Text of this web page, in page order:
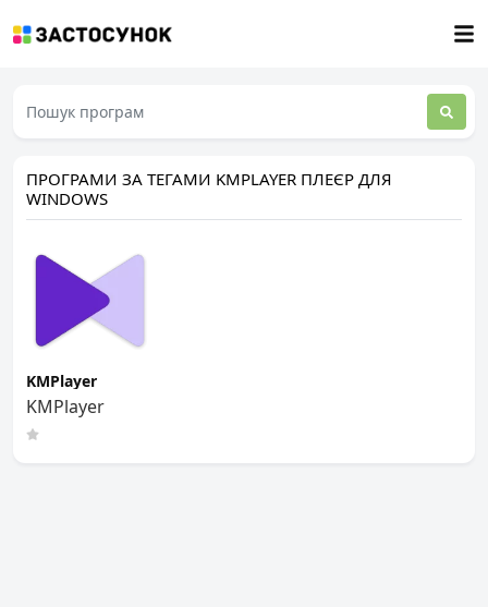
ПРОГРАМИ ЗА ТЕГАМИ KMPLAYER ПЛЕЄР ДЛЯ
WINDOWS
KMPlayer
KMPlayer